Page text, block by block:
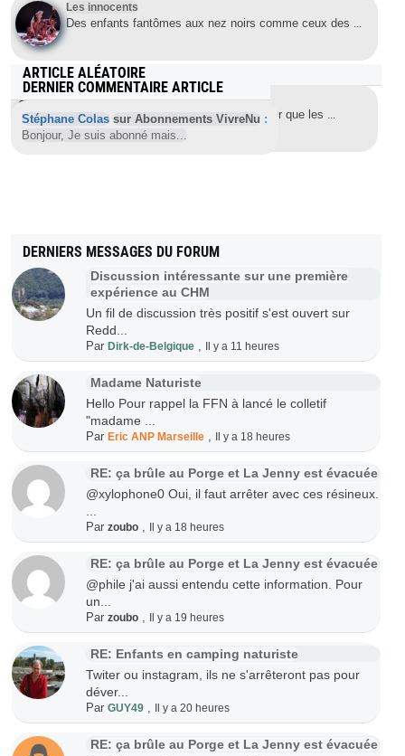
Les innocents
Des enfants fantômes aux nez noirs comme ceux des ...
ARTICLE ALÉATOIRE
Une performance assez osée
Cette pièce n’est-elle qu’une excuse pour que les ...
DERNIER COMMENTAIRE ARTICLE
Stéphane Colas sur Abonnements VivreNu :
Bonjour, Je suis abonné mais...
DERNIERS MESSAGES DU FORUM
Discussion intéressante sur une première
expérience au CHM
Un fil de discussion très positif s'est ouvert sur
Redd...
Par Dirk-de-Belgique, Il y a 11 heures
Madame Naturiste
Hello Pour rappel la FFN à lancé le colletif
"madame ...
Par Eric ANP Marseille, Il y a 18 heures
RE: ça brûle au Porge et La Jenny est évacuée
@xylophone0 Oui, il faut arrêter avec ces résineux.
Par zoubo, Il y a 18 heures
RE: ça brûle au Porge et La Jenny est évacuée
@phile j'ai aussi entendu cette information. Pour
un...
Par zoubo, Il y a 19 heures
RE: Enfants en camping naturiste
Twiter ou instagram, ils ne s'arrêteront pas pour
déver...
Par GUY49, Il y a 20 heures
RE: ça brûle au Porge et La Jenny est évacuée